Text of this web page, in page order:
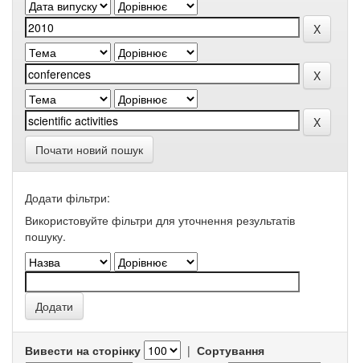
Почати новий пошук
Додати фільтри:
Використовуйте фільтри для уточнення результатів
пошуку.
Вивести на сторінку | Сортування